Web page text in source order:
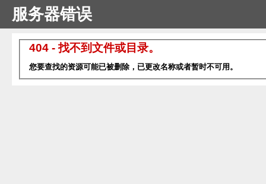
服务器错误
404 - 找不到文件或目录。
您要查找的资源可能已被删除，已更改名称或者暂时不可用。